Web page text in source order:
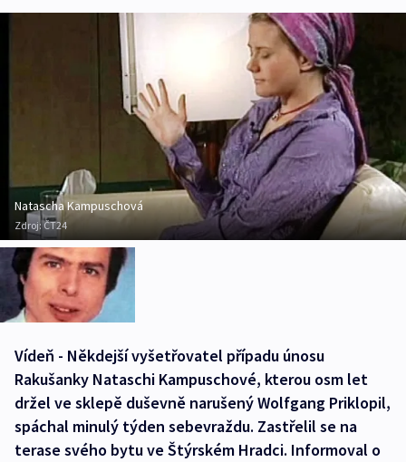
Natascha Kampuschová
Zdroj:ČT24
Vídeň - Někdejší vyšetřovatel případu únosu
Rakušanky Nataschi Kampuschové, kterou osm let
držel ve sklepě duševně narušený Wolfgang Priklopil,
spáchal minulý týden sebevraždu. Zastřelil se na
terase svého bytu ve Štýrském Hradci. Informoval o